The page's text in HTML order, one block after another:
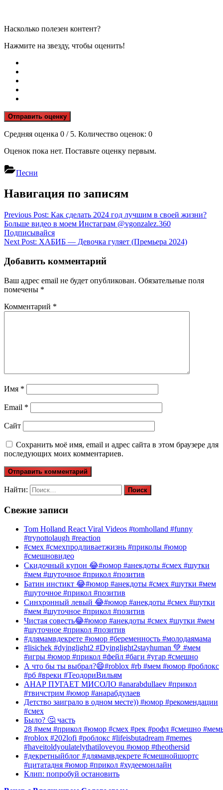
Насколько полезен контент?
Нажмите на звезду, чтобы оценить!
Отправить оценку
Средняя оценка 0 / 5. Количество оценок: 0
Оценок пока нет. Поставьте оценку первым.
Песни
Навигация по записям
Previous Post: Как сделать 2024 год лучшим в своей жизни?
Больше видео в моем Инстаграм @vgonzalez.360
Подписывайся
Next Post: ХАБИБ — Девочка гуляет (Премьера 2024)
Добавить комментарий
Ваш адрес email не будет опубликован. Обязательные поля
помечены *
Комментарий *
Имя *
Email *
Сайт
Сохранить моё имя, email и адрес сайта в этом браузере для
последующих моих комментариев.
Найти:
Свежие записи
Tom Holland React Viral Videos #tomholland #funny
#trynottolaugh #reaction
#смех #смехпродливаетжизнь #приколы #юмор
#смешновидео
Скидочный купон 😂#юмор #анекдоты #смех #шутки
#мем #шуточное #прикол #позитив
Батин инстикт 😂#юмор #анекдоты #смех #шутки #мем
#шуточное #прикол #позитив
Синхронный левый 😂#юмор #анекдоты #смех #шутки
#мем #шуточное #прикол #позитив
Чистая совесть😂#юмор #анекдоты #смех #шутки #мем
#шуточное #прикол #позитив
#длямамвдекрете #юмор #беременность #молодаямама
#lisichek #dyinglight2 #Dyinglight2stayhuman 💚 #мем
#игры #юмор #прикол #фейл #баги #угар #смешно
А что бы ты выбрал?😄#roblox #rb #мем #юмор #роблокс
#рб #вреки #ТеодориВильям
АНАР ПУГАЕТ МИСОЛО #anarabdullaev #прикол
#твичстрим #юмор #анарабдулаев
Детство заиграло в одном месте)) #юмор #рекомендации
#смех
Было? 🤔 часть
28 #мем #прикол #юмор #смех #рек #рофл #смешно
#roblox #202lofi #роблокс #lifeisbutadream #memes
#haveitoldyoulatelythatiloveyou #юмор #theothersid
#декретныйблог #длямамвдекрете #смешнойшортс
#цитатадня #юмор #прикол #худеемонлайн
Клип: попробуй остановить